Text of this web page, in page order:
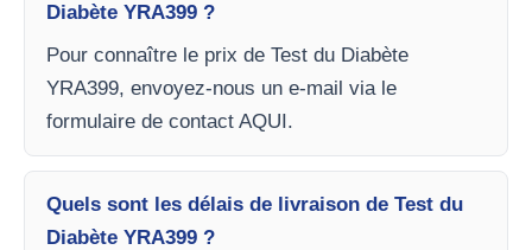
Diabète YRA399 ?
Pour connaître le prix de Test du Diabète
YRA399, envoyez-nous un e-mail via le
formulaire de contact AQUI.
Quels sont les délais de livraison de Test du
Diabète YRA399 ?